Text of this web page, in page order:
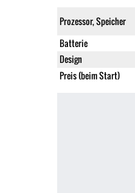
Prozessor, Speicher
Batterie
Design
Preis (beim Start)